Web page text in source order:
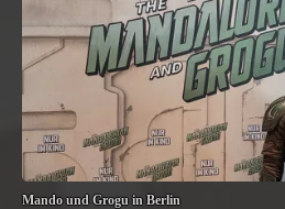
Mando und Grogu in Berlin